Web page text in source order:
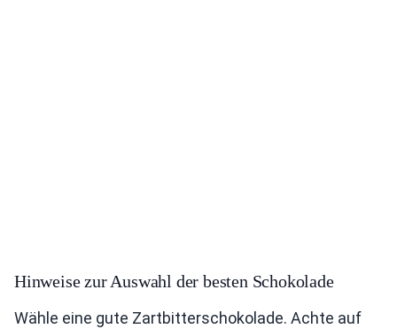
Hinweise zur Auswahl der besten Schokolade
Wähle eine gute Zartbitterschokolade. Achte auf